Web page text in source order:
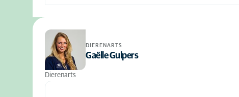
DIERENARTS
Gaëlle Gulpers
Dierenarts